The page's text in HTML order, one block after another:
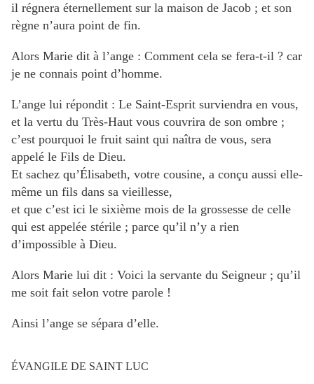
il régnera éternellement sur la maison de Jacob ; et son
règne n’aura point de fin.
Alors Marie dit à l’ange : Comment cela se fera-t-il ? car
je ne connais point d’homme.
L’ange lui répondit : Le Saint-Esprit surviendra en vous,
et la vertu du Très-Haut vous couvrira de son ombre ;
c’est pourquoi le fruit saint qui naîtra de vous, sera
appelé le Fils de Dieu.
Et sachez qu’Élisabeth, votre cousine, a conçu aussi elle-
même un fils dans sa vieillesse,
et que c’est ici le sixième mois de la grossesse de celle
qui est appelée stérile ; parce qu’il n’y a rien
d’impossible à Dieu.
Alors Marie lui dit : Voici la servante du Seigneur ; qu’il
me soit fait selon votre parole !
Ainsi l’ange se sépara d’elle.
ÉVANGILE DE SAINT LUC